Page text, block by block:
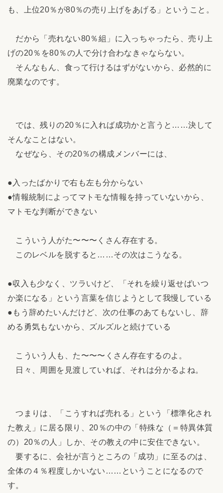
も、上位20％が80％の売り上げをあげる」ということ。
だから「売れない80％組」に入っちゃったら、売り上
げの20％を80％の人で分け合わなきゃならない。
そんなもん、食って行けるはずがないから、必然的に
廃業なのです。
では、残りの20％に入れば成功かと言うと……決して
そんなことはない。
なぜなら、その20％の構成メンバーには、
●入ったばかりで右も左も分からない
●情報統制によってマトモな情報を持っていないから、
マトモな判断ができない
こういう人がた〜〜〜くさん存在する。
このレベルを脱すると……その次はこうなる。
●収入も少なく、ツラいけど、「それを繰り返せばいつ
か楽になる」という言葉を信じようとして我慢している
●もう辞めたいんだけど、次の仕事のあてもないし、辞
める勇気もないから、ズルズルと続けている
こういう人も、た〜〜〜くさん存在するのよ。
日々、周囲を見渡していれば、それは分かるよね。
つまりは、「こうすれば売れる」という「標準化され
た教え」に居る限り、20％の中の「特殊な（＝特異体質
の）20％の人」しか、その教えの中に安住できない。
要するに、会社が言うところの「成功」に至るのは、
全体の４％程度しかいない……ということになるので
す。